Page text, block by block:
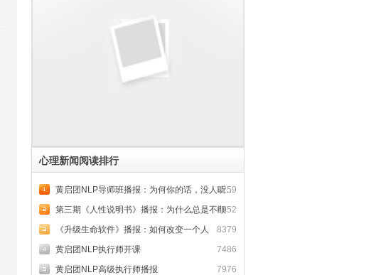
心理新闻阅读排行
黄启团NLP导师班播报：为何你的话，没人听得进去8259
第三期《人性说明书》播报：为什么总是不顺6952
《升级生命软件》播报：如何改变一个人
8379
黄启团NLP执行师开课
7486
黄启团NLP高级执行师播报
7976